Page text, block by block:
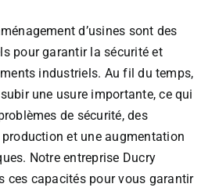
d’usines sont des
pour garantir la sécurité et
industriels. Au fil du temps,
une usure importante, ce qui
de sécurité, des
et une augmentation
Notre entreprise Ducry
ces capacités pour vous garantir